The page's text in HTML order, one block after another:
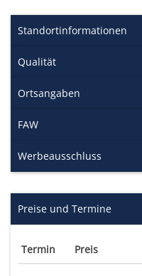
Standortinformationen
Qualität
Ortsangaben
FAW
Werbeausschluss
Preise und Termine
Termin Preis